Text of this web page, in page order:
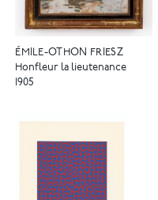
ÉMILE-OTHON FRIESZ
Honfleur la lieutenance
1905